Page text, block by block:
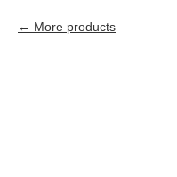
More products